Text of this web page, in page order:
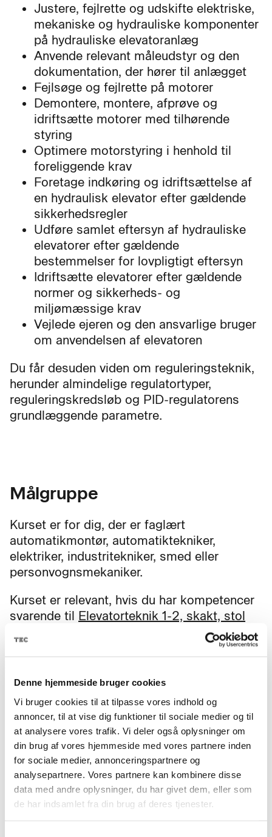
Denne hjemmeside bruger cookies
Vi bruger cookies til at tilpasse vores indhold og
annoncer, til at vise dig funktioner til sociale medier og til
at analysere vores trafik. Vi deler også oplysninger om
din brug af vores hjemmeside med vores partnere inden
for sociale medier, annonceringspartnere og
analysepartnere. Vores partnere kan kombinere disse
data med andre oplysninger, du har givet dem, eller som
de har indsamlet fra din brug af deres tjenester.
Justere, fejlrette og udskifte elektriske,
mekaniske og hydrauliske komponenter
på hydrauliske elevatoranlæg
Anvende relevant måleudstyr og den
dokumentation, der hører til anlægget
Fejlsøge og fejlrette på motorer
Demontere, montere, afprøve og
idriftsætte motorer med tilhørende
styring
Optimere motorstyring i henhold til
foreliggende krav
Foretage indkøring og idriftsættelse af
en hydraulisk elevator efter gældende
sikkerhedsregler
Udføre samlet eftersyn af hydrauliske
elevatorer efter gældende
bestemmelser for lovpligtigt eftersyn
Idriftsætte elevatorer efter gældende
normer og sikkerheds- og
miljømæssige krav
Vejlede ejeren og den ansvarlige bruger
om anvendelsen af elevatoren
Du får desuden viden om reguleringsteknik,
herunder almindelige regulatortyper,
reguleringskredsløb og PID-regulatorens
grundlæggende parametre.
Målgruppe
Kurset er for dig, der er faglært
automatikmontør, automatiktekniker,
elektriker, industritekniker, smed eller
personvognsmekaniker.
Kurset er relevant, hvis du har kompetencer
svarende til Elevatorteknik 1-2, skakt, stol
kompetencer.
med – eller ønsker at arbejde med –
opstilling, service, vedligehold og
modernisering i elevatorbranchen.
Mål